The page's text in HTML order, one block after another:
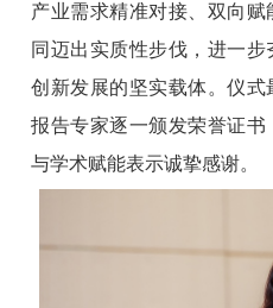
产业需求精准对接、双向
同迈出实质性步伐，进一
创新发展的坚实载体。仪式
报告专家逐一颁发荣誉证
与学术赋能表示诚挚感谢。